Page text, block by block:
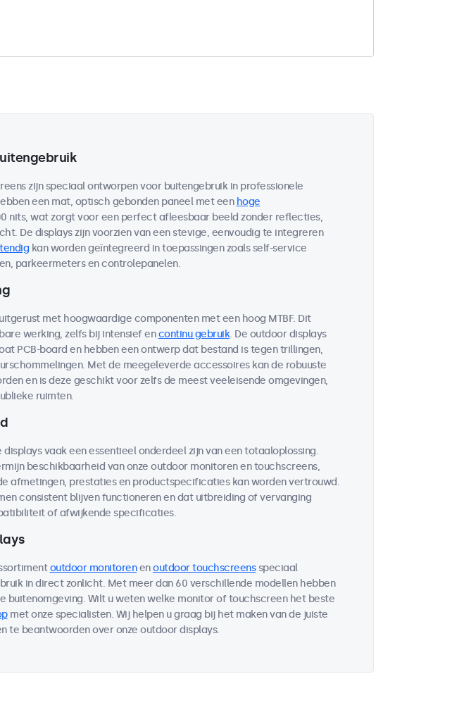
zijn speciaal ontworpen voor buitengebruik in professionele
een mat, optisch gebonden paneel met een hoge
nits, wat zorgt voor een perfect afleesbaar beeld zonder reflecties,
De displays zijn voorzien van een stevige, eenvoudig te integreren
kan worden geïntegreerd in toepassingen zoals self-service
parkeermeters en controlepanelen.
met hoogwaardige componenten met een hoog MTBF. Dit
werking, zelfs bij intensief encontinu gebruik. De outdoor displays
PCB-board en hebben een ontwerp dat bestand is tegen trillingen,
Met de meegeleverde accessoires kan de robuuste
en is deze geschikt voor zelfs de meest veeleisende omgevingen,
ruimten.
vaak een essentieel onderdeel zijn van een totaaloplossing.
beschikbaarheid van onze outdoor monitoren en touchscreens,
afmetingen, prestaties en productspecificaties kan worden vertrouwd.
consistent blijven functioneren en dat uitbreiding of vervanging
of afwijkende specificaties.
outdoor monitorenenoutdoor touchscreensspeciaal
in direct zonlicht. Met meer dan 60 verschillende modellen hebben
buitenomgeving. Wilt u weten welke monitor of touchscreen het beste
met onze specialisten. Wij helpen u graag bij het maken van de juiste
te beantwoorden over onze outdoor displays.